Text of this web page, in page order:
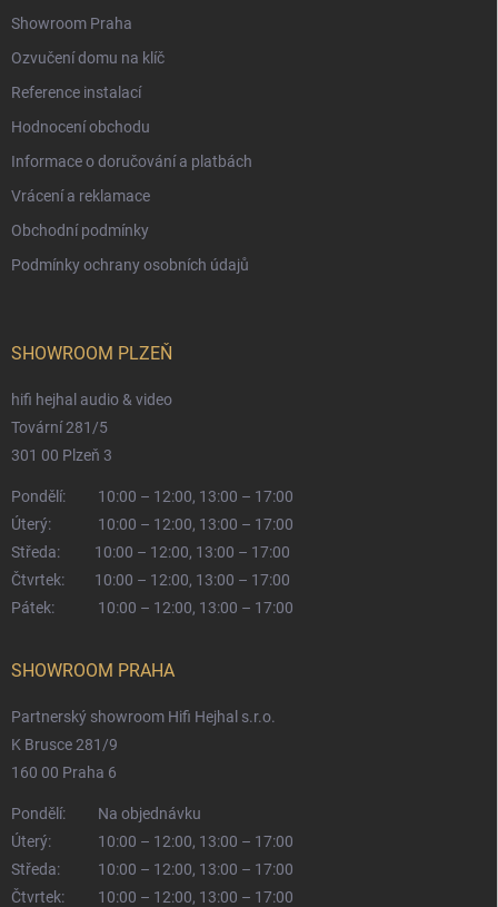
Showroom Praha
Ozvučení domu na klíč
Reference instalací
Hodnocení obchodu
Informace o doručování a platbách
Vrácení a reklamace
Obchodní podmínky
Podmínky ochrany osobních údajů
SHOWROOM PLZEŇ
hifi hejhal audio & video
Tovární 281/5
301 00 Plzeň 3
Pondělí:
10:00 – 12:00, 13:00 – 17:00
Úterý:
10:00 – 12:00, 13:00 – 17:00
Středa:
10:00 – 12:00, 13:00 – 17:00
Čtvrtek:
10:00 – 12:00, 13:00 – 17:00
Pátek:
10:00 – 12:00, 13:00 – 17:00
SHOWROOM PRAHA
Partnerský showroom Hifi Hejhal s.r.o.
K Brusce 281/9
160 00 Praha 6
Pondělí:
Na objednávku
Úterý:
10:00 – 12:00, 13:00 – 17:00
Středa:
10:00 – 12:00, 13:00 – 17:00
Čtvrtek:
10:00 – 12:00, 13:00 – 17:00